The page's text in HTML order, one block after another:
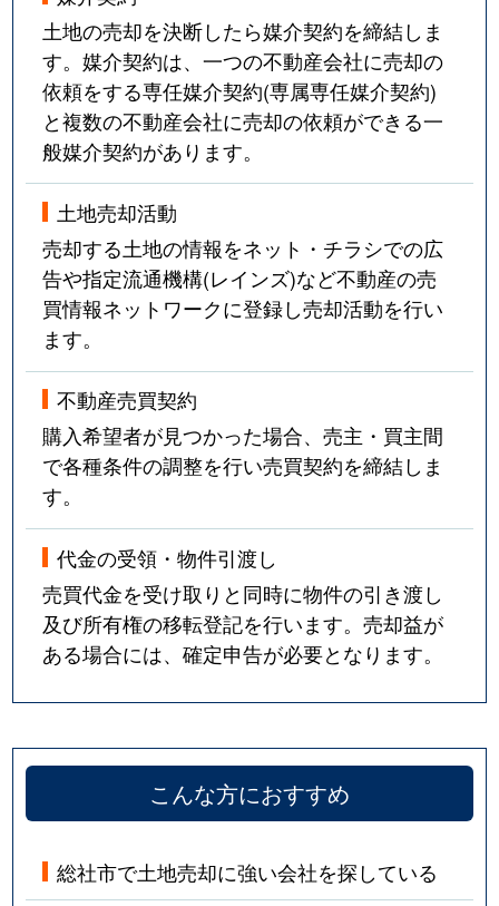
土地の売却を決断したら媒介契約を締結しま
す。媒介契約は、一つの不動産会社に売却の
依頼をする専任媒介契約(専属専任媒介契約)
と複数の不動産会社に売却の依頼ができる一
般媒介契約があります。
土地売却活動
売却する土地の情報をネット・チラシでの広
告や指定流通機構(レインズ)など不動産の売
買情報ネットワークに登録し売却活動を行い
ます。
不動産売買契約
購入希望者が見つかった場合、売主・買主間
で各種条件の調整を行い売買契約を締結しま
す。
代金の受領・物件引渡し
売買代金を受け取りと同時に物件の引き渡し
及び所有権の移転登記を行います。売却益が
ある場合には、確定申告が必要となります。
こんな方におすすめ
総社市で土地売却に強い会社を探している